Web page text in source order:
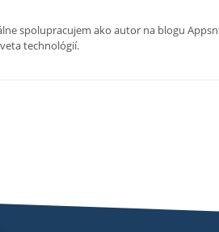
spolupracujem ako autor na blogu
technológií.